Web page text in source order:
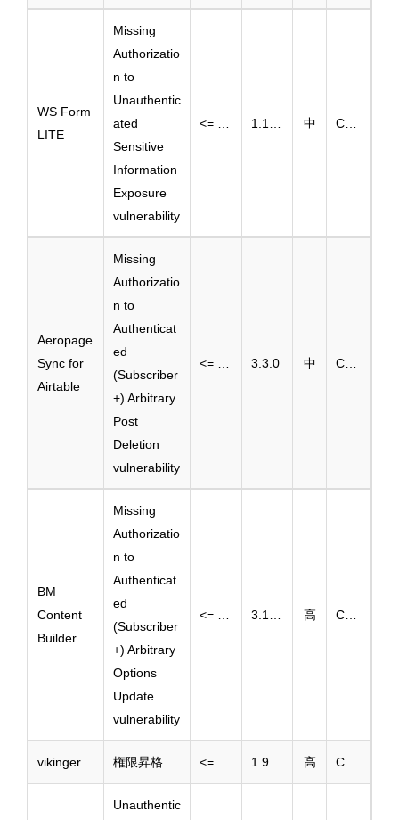
WS Form
LITE
Missing
Authorizatio
n to
Unauthentic
ated
Sensitive
Information
Exposure
vulnerability
中
Aeropage
Sync for
Airtable
Missing
Authorizatio
n to
Authenticat
ed
(Subscriber
+) Arbitrary
Post
Deletion
vulnerability
3.3.0 中
BM
Content
Builder
Missing
Authorizatio
n to
Authenticat
ed
(Subscriber
+) Arbitrary
Options
Update
vulnerability
高
vikinger 権限昇格 高
Unauthentic